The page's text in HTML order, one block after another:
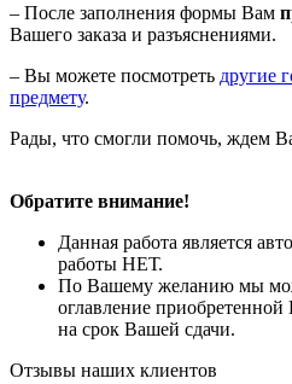
– После заполнения формы Вам
Вашего заказа и разъяснениями.
– Вы можете посмотреть другие
предмету.
Рады, что смогли помочь, ждем
Обратите внимание!
Данная работа является
работы НЕТ.
По Вашему желанию мы
оглавление
на срок Вашей сдачи.
Отзывы наших клиентов